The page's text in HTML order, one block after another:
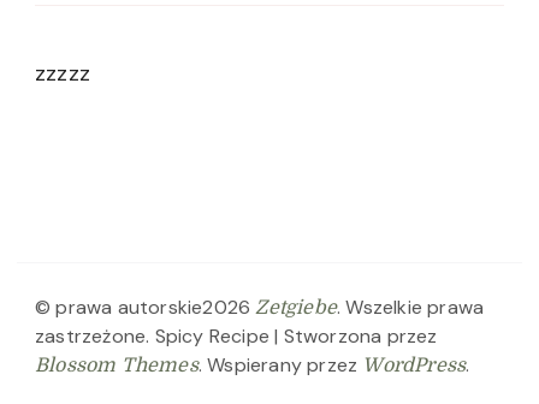
zzzzz
© prawa autorskie2026Zetgiebe. Wszelkie prawa
zastrzeżone. Spicy Recipe | Stworzona przez
Blossom Themes. Wspierany przez WordPress.